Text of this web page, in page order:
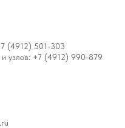
(4912) 501-303
узлов: +7 (4912) 990-879